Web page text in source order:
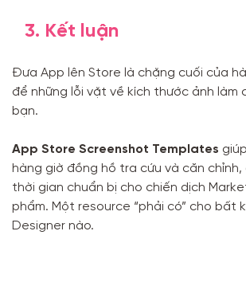
3. Kết luận
Đưa App lên Store là chặng cuối của
để những lỗi vặt về kích thước ảnh làm
bạn.
App Store Screenshot Templates
hàng giờ đồng hồ tra cứu và căn
thời gian chuẩn bị cho chiến dịch
phẩm. Một resource “phải có” cho bất
Designer nào.